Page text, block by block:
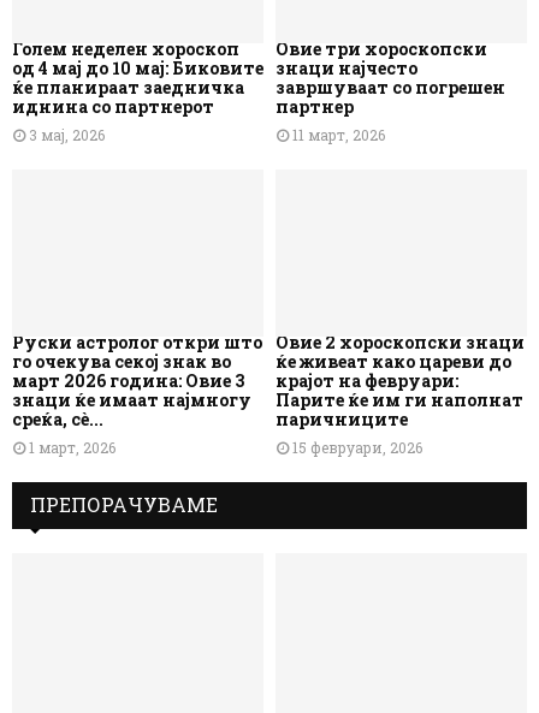
Голем неделен хороскоп
од 4 мај до 10 мај: Биковите
ќе планираат заедничка
иднина со партнерот
3 мај, 2026
Овие три хороскопски
знаци најчесто
завршуваат со погрешен
партнер
11 март, 2026
Руски астролог откри што
го очекува секој знак во
март 2026 година: Овие 3
знаци ќе имаат најмногу
среќа, сè...
1 март, 2026
Овие 2 хороскопски знаци
ќе живеат како цареви до
крајот на февруари:
Парите ќе им ги наполнат
паричниците
15 февруари, 2026
ПРЕПОРАЧУВАМЕ